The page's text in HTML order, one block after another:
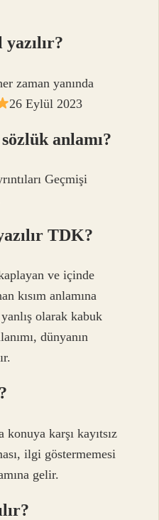
zaman yanında
26 Eylül 2023
anlamı?
Geçmişi
TDK?
ve içinde
kısım anlamına
olarak kabuk
dünyanın
karşı kayıtsız
ilgi göstermemesi
gelir.